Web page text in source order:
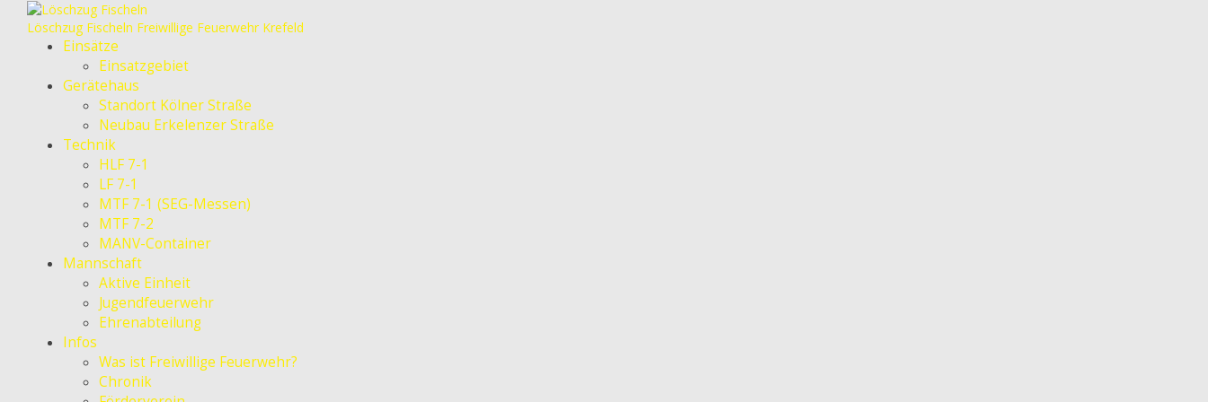
Löschzug Fischeln Freiwillige Feuerwehr Krefeld
Einsätze
Einsatzgebiet
Gerätehaus
Standort Kölner Straße
Neubau Erkelenzer Straße
Technik
HLF 7-1
LF 7-1
MTF 7-1 (SEG-Messen)
MTF 7-2
MANV-Container
Mannschaft
Aktive Einheit
Jugendfeuerwehr
Ehrenabteilung
Infos
Was ist Freiwillige Feuerwehr?
Chronik